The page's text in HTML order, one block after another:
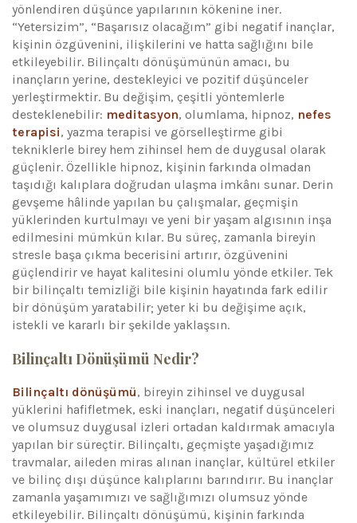
yönlendiren düşünce yapılarının kökenine iner.
“Yetersizim”, “Başarısız olacağım” gibi negatif inançlar,
kişinin özgüvenini, ilişkilerini ve hatta sağlığını bile
etkileyebilir. Bilinçaltı dönüşümünün amacı, bu
inançların yerine, destekleyici ve pozitif düşünceler
yerleştirmektir. Bu değişim, çeşitli yöntemlerle
desteklenebilir: meditasyon, olumlama, hipnoz, nefes
terapisi, yazma terapisi ve görselleştirme gibi
tekniklerle birey hem zihinsel hem de duygusal olarak
güçlenir. Özellikle hipnoz, kişinin farkında olmadan
taşıdığı kalıplara doğrudan ulaşma imkânı sunar. Derin
gevşeme hâlinde yapılan bu çalışmalar, geçmişin
yüklerinden kurtulmayı ve yeni bir yaşam algısının inşa
edilmesini mümkün kılar. Bu süreç, zamanla bireyin
stresle başa çıkma becerisini artırır, özgüvenini
güçlendirir ve hayat kalitesini olumlu yönde etkiler. Tek
bir bilinçaltı temizliği bile kişinin hayatında fark edilir
bir dönüşüm yaratabilir; yeter ki bu değişime açık,
istekli ve kararlı bir şekilde yaklaşsın.
Bilinçaltı Dönüşümü Nedir?
Bilinçaltı dönüşümü, bireyin zihinsel ve duygusal
yüklerini hafifletmek, eski inançları, negatif düşünceleri
ve olumsuz duygusal izleri ortadan kaldırmak amacıyla
yapılan bir süreçtir. Bilinçaltı, geçmişte yaşadığımız
travmalar, aileden miras alınan inançlar, kültürel etkiler
ve bilinç dışı düşünce kalıplarını barındırır. Bu inançlar
zamanla yaşamımızı ve sağlığımızı olumsuz yönde
etkileyebilir. Bilinçaltı dönüşümü, kişinin farkında